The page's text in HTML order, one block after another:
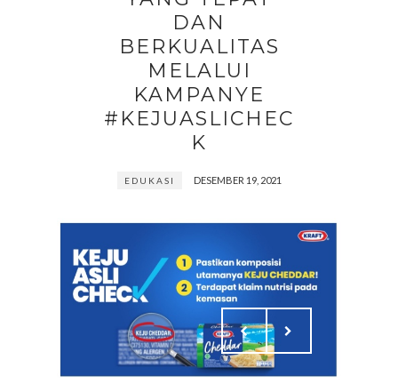
DAN
BERKUALITAS
MELALUI
KAMPANYE
#KEJUASLICHEC
K
EDUKASI DESEMBER 19, 2021